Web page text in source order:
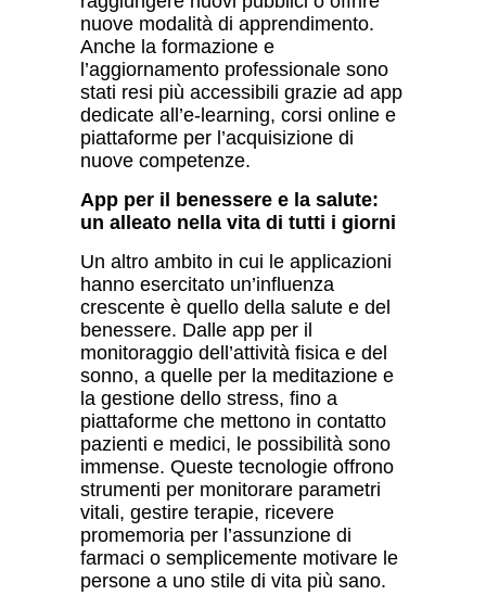
nuove modalità di apprendimento.
Anche la formazione e
l’aggiornamento professionale sono
stati resi più accessibili grazie ad app
dedicate all’e-learning, corsi online e
piattaforme per l’acquisizione di
nuove competenze.
App per il benessere e la salute:
un alleato nella vita di tutti i giorni
Un altro ambito in cui le applicazioni
hanno esercitato un’influenza
crescente è quello della salute e del
benessere. Dalle app per il
monitoraggio dell’attività fisica e del
sonno, a quelle per la meditazione e
la gestione dello stress, fino a
piattaforme che mettono in contatto
pazienti e medici, le possibilità sono
immense. Queste tecnologie offrono
strumenti per monitorare parametri
vitali, gestire terapie, ricevere
promemoria per l’assunzione di
farmaci o semplicemente motivare le
persone a uno stile di vita più sano.